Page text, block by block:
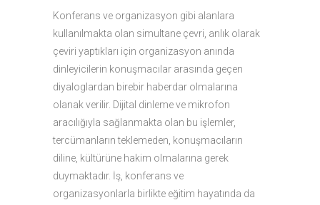
Konferans ve organizasyon gibi alanlara
kullanılmakta olan simultane çevri, anlık olarak
çeviri yaptıkları için organizasyon anında
dinleyicilerin konuşmacılar arasında geçen
diyaloglardan birebir haberdar olmalarına
olanak verilir. Dijital dinleme ve mikrofon
aracılığıyla sağlanmakta olan bu işlemler,
tercümanların teklemeden, konuşmacıların
diline, kültürüne hakim olmalarına gerek
duymaktadır. İş, konferans ve
organizasyonlarla birlikte eğitim hayatında da